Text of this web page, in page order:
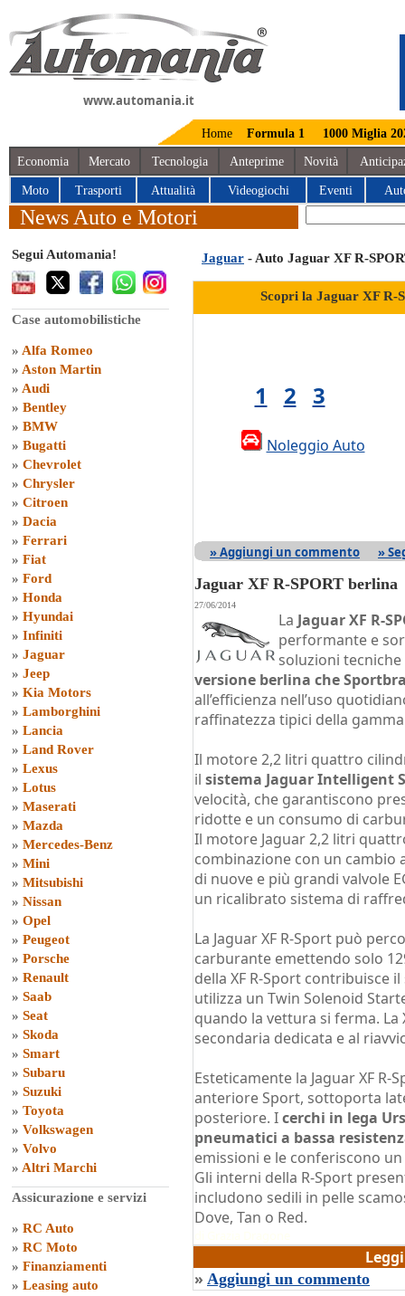
www.automania.it
Home Formula 1 1000 Miglia
Economia Mercato Tecnologia Anteprime Novità
Moto Trasporti Attualità Videogiochi Eventi
News Auto e Motori
Segui Automania!
Case automobilistiche
» Alfa Romeo
» Aston Martin
» Audi
» Bentley
» BMW
» Bugatti
» Chevrolet
» Chrysler
» Citroen
» Dacia
» Ferrari
» Fiat
» Ford
» Honda
» Hyundai
» Infiniti
» Jaguar
» Jeep
» Kia Motors
» Lamborghini
» Lancia
» Land Rover
» Lexus
» Lotus
» Maserati
» Mazda
» Mercedes-Benz
» Mini
» Mitsubishi
» Nissan
» Opel
» Peugeot
» Porsche
» Renault
» Saab
» Seat
» Skoda
» Smart
» Subaru
» Suzuki
» Toyota
» Volkswagen
» Volvo
» Altri Marchi
Assicurazione e servizi
» RC Auto
» RC Moto
» Finanziamenti
» Leasing auto
Jaguar - Auto Jaguar XF R-
Scopri la Jaguar XF R-
1 2 3
Noleggio Auto
» Aggiungi un commento »
Jaguar XF R-SPORT berlina
27/06/2014
La Jaguar XF R-
performante e
soluzioni
versione berlina che
all’efficienza nell’uso
raffinatezza tipici della gamma
Il motore 2,2 litri quattro
il sistema Jaguar Intelligent
velocità, che garantiscono
ridotte e un consumo di
Il motore Jaguar 2,2 litri
combinazione con un
di nuove e più grandi valvole
un ricalibrato sistema di
La Jaguar XF R-Sport può
carburante emettendo solo
della XF R-Sport contribuisce
utilizza un Twin Solenoid
quando la vettura si ferma. La
secondaria dedicata e al
Esteticamente la Jaguar XF
anteriore Sport, sottoporta
posteriore. Icerchi in lega
pneumatici a bassa
emissioni e le conferiscono
Gli interni della R-Sport
includono sedili in pelle
Dove, Tan o Red.
» Aggiungi un commento